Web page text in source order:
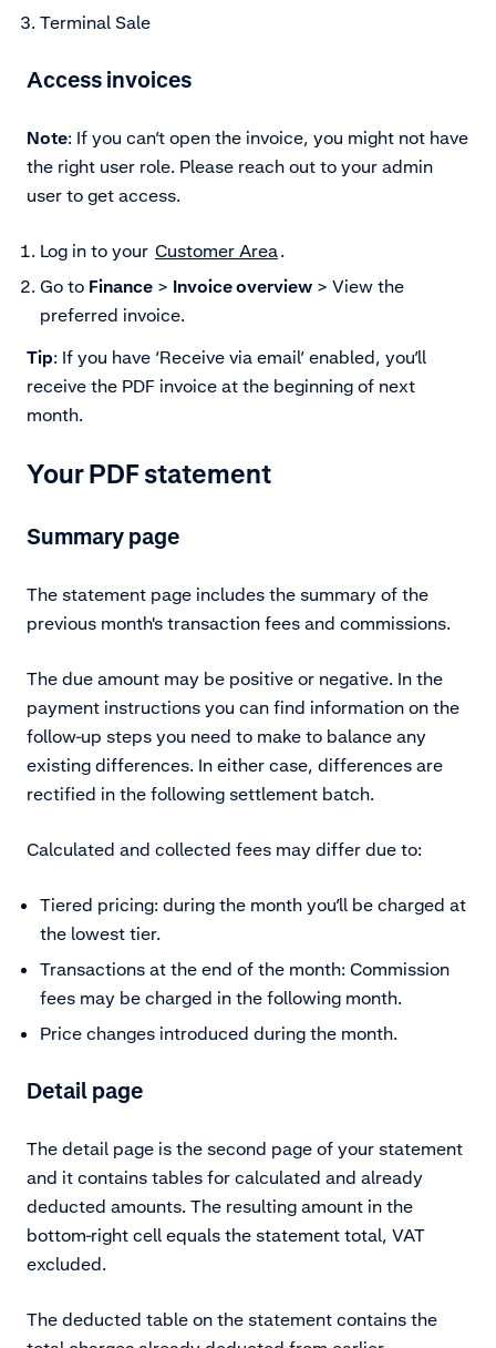
Terminal Sale
Access invoices
Note: If you can’t open the invoice, you might not have
the right user role. Please reach out to your admin
user to get access.
Log in to your Customer Area.
Go to Finance > Invoice overview > View the
preferred invoice.
Tip: If you have ‘Receive via email’ enabled, you’ll
receive the PDF invoice at the beginning of next
month.
Your PDF statement
Summary page
The statement page includes the summary of the
previous month's transaction fees and commissions.
The due amount may be positive or negative. In the
payment instructions you can find information on the
follow-up steps you need to make to balance any
existing differences. In either case, differences are
rectified in the following settlement batch.
Calculated and collected fees may differ due to:
Tiered pricing: during the month you’ll be charged at
the lowest tier.
Transactions at the end of the month: Commission
fees may be charged in the following month.
Price changes introduced during the month.
Detail page
The detail page is the second page of your statement
and it contains tables for calculated and already
deducted amounts. The resulting amount in the
bottom-right cell equals the statement total, VAT
excluded.
The deducted table on the statement contains the